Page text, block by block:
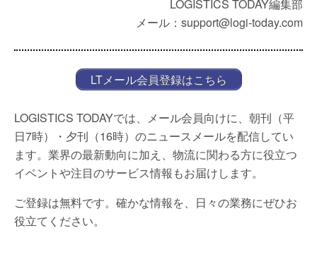
LOGISTICS TODAY編集部
メール：support@logi-today.com
LTメール会員登録はこちら
LOGISTICS TODAYでは、メール会員向けに、朝刊（平
日7時）・夕刊（16時）のニュースメールを配信してい
ます。業界の最新動向に加え、物流に関わる方に役立つ
イベントや注目のサービス情報もお届けします。
ご登録は無料です。確かな情報を、日々の業務にぜひお
役立てください。